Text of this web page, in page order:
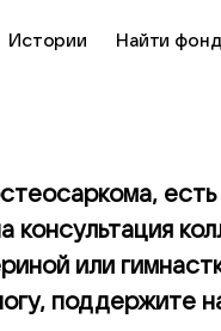
Истории Найти фонд
есть
или
поддержите